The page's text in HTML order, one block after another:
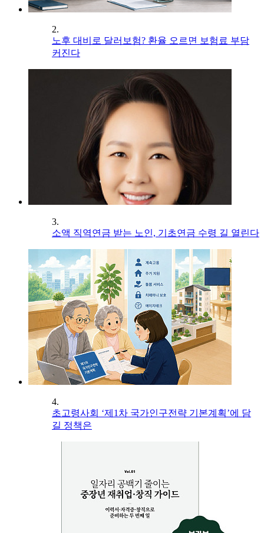
2.
노후 대비로 달러보험? 환율 오르면 보험료 부담
커진다
3.
소액 직역연금 받는 노인, 기초연금 수령 길 열린다
4.
초고령사회 ‘제1차 국가인구전략 기본계획’에 담
길 정책은